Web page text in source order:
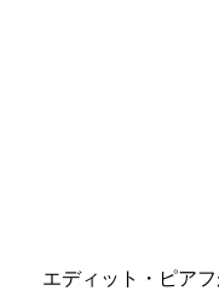
エディット・ピア